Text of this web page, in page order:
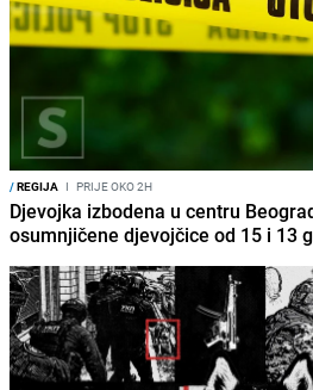
/REGIJA I PRIJE OKO 2H
Djevojka izbodena u centru
osumnjičene djevojčice od 15 i 13